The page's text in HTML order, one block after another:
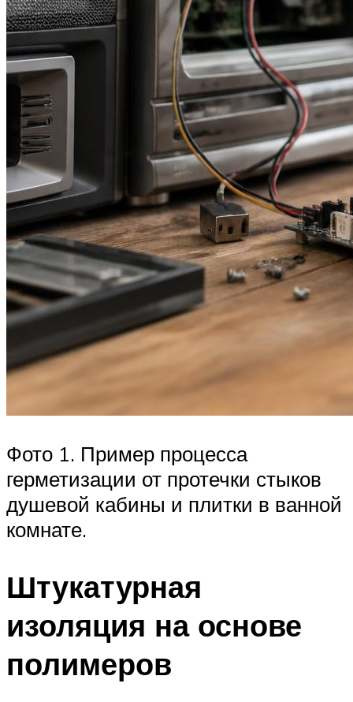
Фото 1. Пример процесса
герметизации от протечки стыков
душевой кабины и плитки в ванной
комнате.
Штукатурная
изоляция на основе
полимеров